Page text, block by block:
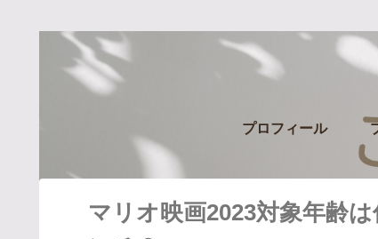
プロフィール
マリオ映画2023対象年齢